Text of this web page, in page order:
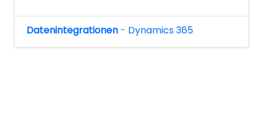
Datenintegrationen - Dynamics 365